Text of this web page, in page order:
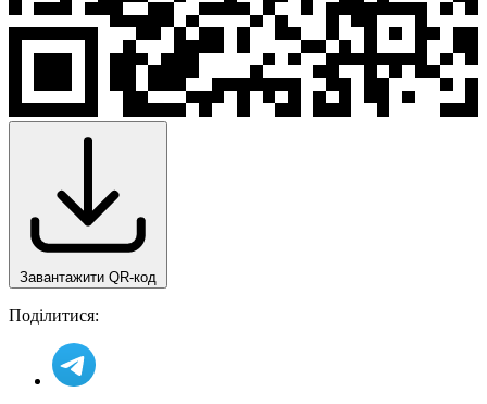
Завантажити QR-код
Поділитися: